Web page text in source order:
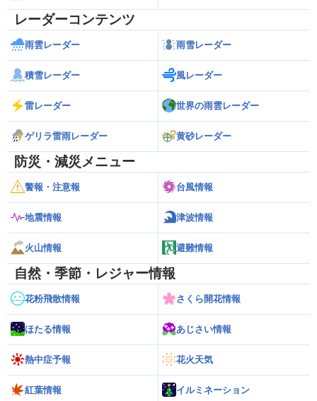
レーダーコンテンツ
雨雲レーダー 雨雪レーダー
積雪レーダー 風レーダー
雷レーダー 世界の雨雲レーダー
ゲリラ雷雨レーダー 黄砂レーダー
防災・減災メニュー
警報・注意報 台風情報
地震情報 津波情報
火山情報 避難情報
自然・季節・レジャー情報
花粉飛散情報 さくら開花情報
ほたる情報 あじさい情報
熱中症予報 花火天気
紅葉情報 イルミネーション